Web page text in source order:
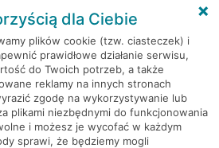
dla Ciebie
plików cookie (tzw. ciasteczek) i
prawidłowe działanie serwisu,
do Twoich potrzeb, a także
reklamy na innych stronach
zgodę na wykorzystywanie lub
plikami niezbędnymi do funkcjonowania
i możesz je wycofać w każdym
sprawi, że będziemy mogli